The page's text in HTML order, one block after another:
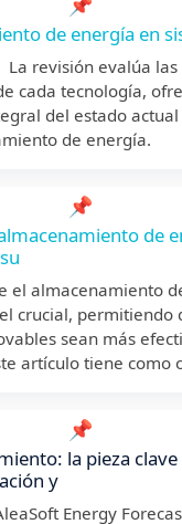
de energía en
revisión evalúa las
cada tecnología,
del estado
de energía.
📌
de
el almacenamiento
crucial, permitiendo
sean más
artículo tiene como
📌
la pieza
y
Energy